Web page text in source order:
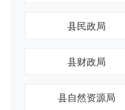
县民政局
县财政局
县自然资源局